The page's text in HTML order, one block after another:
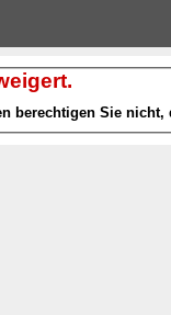
berechtigen Sie